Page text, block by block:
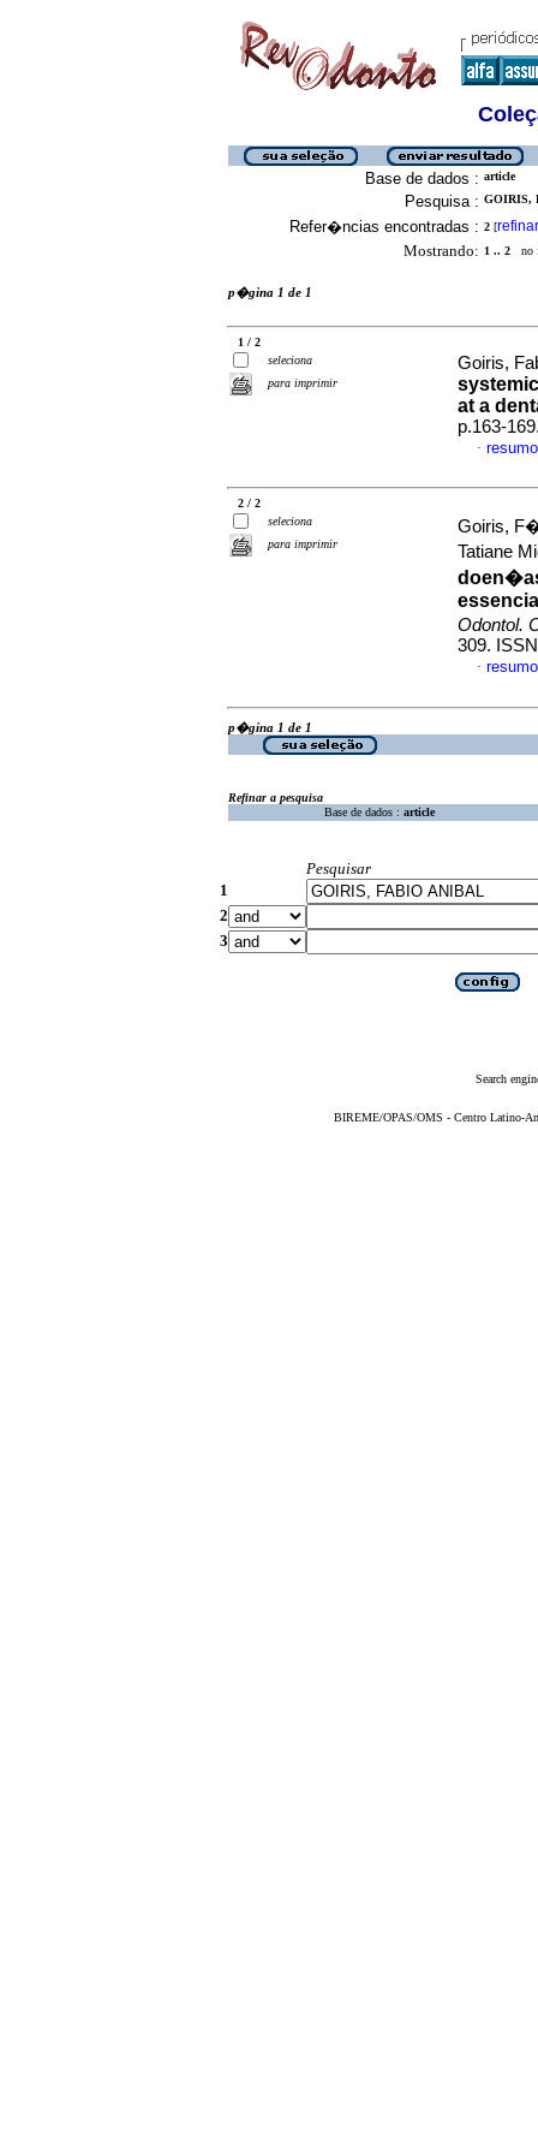
Base de dados : article
Pesquisa : GOIRIS,
Refer�ncias encontradas : 2 [refinar
Mostrando: 1 .. 2 no
p�gina 1 de 1
1 / 2
seleciona
para imprimir
Goiris,
at a
p.163-
·
2 / 2
seleciona
para imprimir
Goiris,
Tatiane
Odontol.
309.
·
p�gina 1 de 1
Refinar a pesquisa
Base de dados : article
Pesquisar
1
2
3
Search
BIREME/OPAS/OMS - Centro Latino-